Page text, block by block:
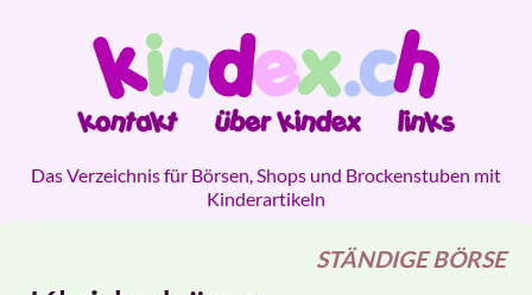
Das Verzeichnis für Börsen, Shops und Brockenstuben mit
Kinderartikeln
STÄNDIGE BÖRSE